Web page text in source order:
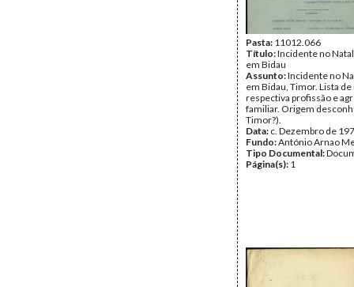
Pasta: 11012.066
Título:Incidente no
em Bidau
Assunto:Incidente no
em Bidau, Timor. Lista
respectiva profissão e
familiar. Origem
Timor?).
Data: c. Dezembro de
Fundo:António Arnao
Tipo Documental:
Página(s): 1